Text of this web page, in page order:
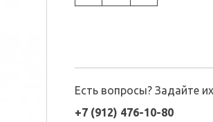
Есть вопросы? Задайте
+7 (912) 476-10-80